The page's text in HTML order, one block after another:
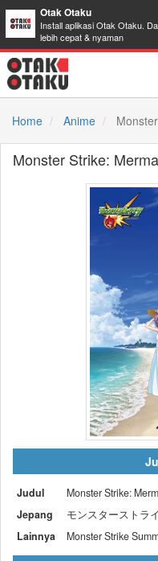
Otak Otaku
Install aplikasi Otak Otaku.
lebih cepat & nyaman
Home
Anime
Monster Strike:
Judul
Monster Strike:
Jepang
モンスターストラ
Lainnya
Monster Strike